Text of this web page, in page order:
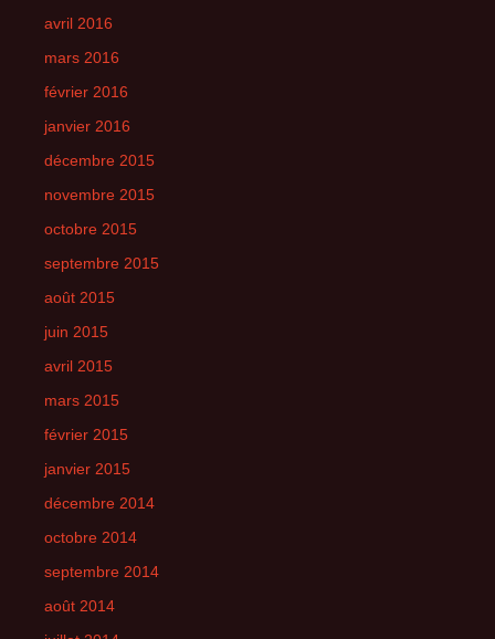
avril 2016
mars 2016
février 2016
janvier 2016
décembre 2015
novembre 2015
octobre 2015
septembre 2015
août 2015
juin 2015
avril 2015
mars 2015
février 2015
janvier 2015
décembre 2014
octobre 2014
septembre 2014
août 2014